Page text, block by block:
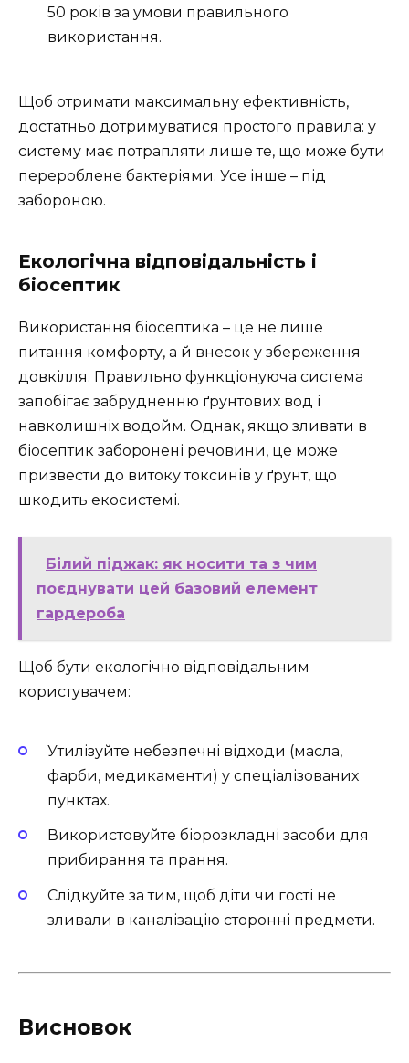
50 років за умови правильного
використання.
Щоб отримати максимальну ефективність,
достатньо дотримуватися простого правила: у
систему має потрапляти лише те, що може бути
перероблене бактеріями. Усе інше – під
забороною.
Екологічна відповідальність і
біосептик
Використання біосептика – це не лише
питання комфорту, а й внесок у збереження
довкілля. Правильно функціонуюча система
запобігає забрудненню ґрунтових вод і
навколишніх водойм. Однак, якщо зливати в
біосептик заборонені речовини, це може
призвести до витоку токсинів у ґрунт, що
шкодить екосистемі.
Білий піджак: як носити та з чим
поєднувати цей базовий елемент
гардероба
Щоб бути екологічно відповідальним
користувачем:
Утилізуйте небезпечні відходи (масла,
фарби, медикаменти) у спеціалізованих
пунктах.
Використовуйте біорозкладні засоби для
прибирання та прання.
Слідкуйте за тим, щоб діти чи гості не
зливали в каналізацію сторонні предмети.
Висновок